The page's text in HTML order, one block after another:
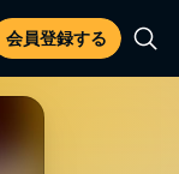
会員登録する